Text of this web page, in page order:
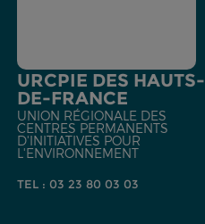
URCPIE DES HAUTS-
DE-FRANCE
UNION RÉGIONALE DES
CENTRES PERMANENTS
D'INITIATIVES POUR
L'ENVIRONNEMENT
TEL : 03 23 80 03 03